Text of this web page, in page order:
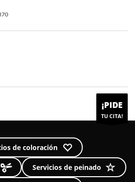
¡PIDE
TU CITA!
de coloración
Servicios de peinado